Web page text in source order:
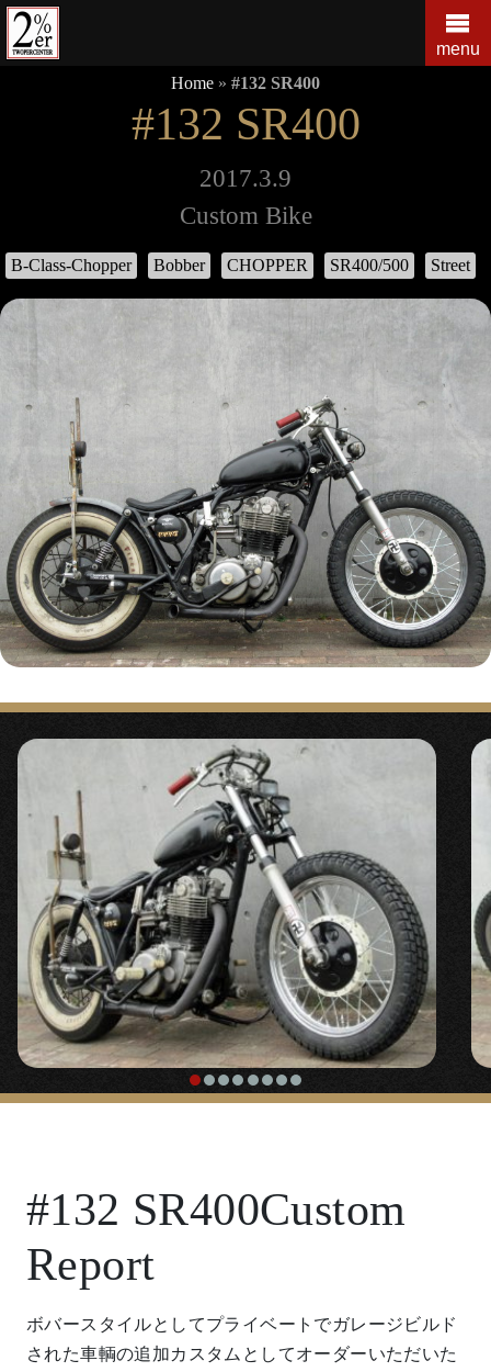
コ
ン
テ
ッ
プ
す
る
menu
Home » #132 SR400
#132 SR400
2017.3.9
Custom Bike
B-Class-Chopper Bobber CHOPPER SR400/500 Street
#132 SR400Custom
Report
ボバースタイルとしてプライベートでガレージビルド
された車輌の追加カスタムとしてオーダーいただいた